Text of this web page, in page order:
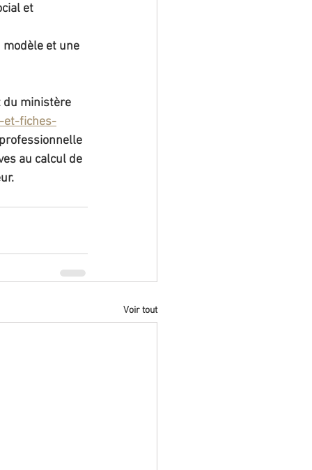
et
et une
du ministère
et-fiches-
au calcul de
Voir tout